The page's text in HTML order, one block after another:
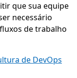
que sua equipe
necessário
de trabalho
de DevOps